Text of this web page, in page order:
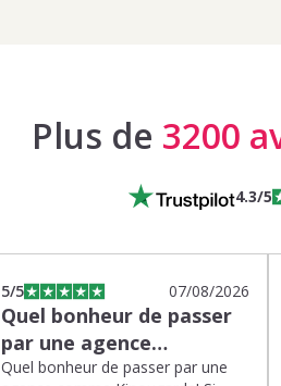
Plus de 3200
4.3/5
5/5 07/08/2026
Quel bonheur de passer
par une agence…
Quel bonheur de passer par une